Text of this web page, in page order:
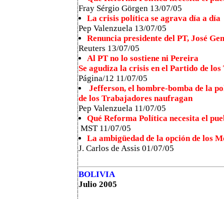
Fray Sérgio Görgen 13/07/05
La crisis política se agrava día a día
Pep Valenzuela 13/07/05
Renuncia presidente del PT, José
Reuters 13/07/05
Al PT no lo sostiene ni Pereira
Se agudiza la crisis en el Partido de
Página/12 11/07/05
Jefferson, el hombre-bomba de la
de los Trabajadores naufragan
Pep Valenzuela 11/07/05
Qué Reforma Política necesita el
MST 11/07/05
La ambigüedad de la opción de los
J. Carlos de Assis 01/07/05
BOLIVIA
Julio 2005